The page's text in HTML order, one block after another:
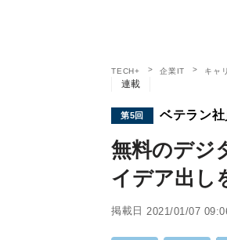
TECH+ 企業IT キャ
連載
第5回 ベテラン
無料のデジ
イデア出し
掲載日 2021/01/07